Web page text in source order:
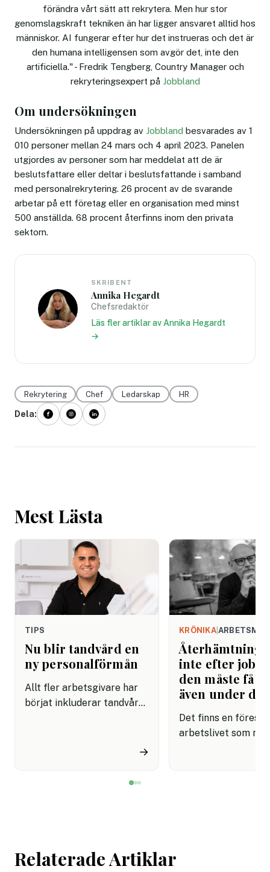
förändra vårt sätt att rekrytera. Men hur stor
genomslagskraft tekniken än har ligger ansvaret alltid hos
människor. AI fungerar efter hur det instrueras och det är
den humana intelligensen som avgör det, inte den
artificiella." - Fredrik Tengberg, Country Manager och
rekryteringsexpert på Jobbland
Om undersökningen
Undersökningen på uppdrag av Jobbland besvarades av 1
010 personer mellan 24 mars och 4 april 2023. Panelen
utgjordes av personer som har meddelat att de är
beslutsfattare eller deltar i beslutsfattande i samband
med personalrekrytering. 26 procent av de svarande
arbetar på ett företag eller en organisation med minst
500 anställda. 68 procent återfinns inom den privata
sektorn.
SKRIBENT
Annika Hegardt
Chefsredaktör
Läs fler artiklar av Annika Hegardt
→
Rekrytering Chef Ledarskap HR
Dela:
Mest Lästa
TIPS
Nu blir tandvård en
ny personalförmån
Allt fler arbetsgivare har
börjat inkluderar tandvård i
miljon svenskar uppger att
→
KRÖNIKA|
Återhämtning
inte efter
den måste få
även under
Det finns en
arbetslivet som
Relaterade Artiklar